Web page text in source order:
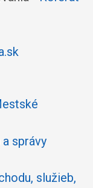
správy
služieb,